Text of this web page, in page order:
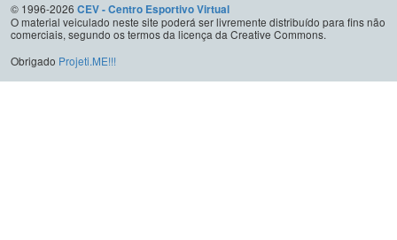
© 1996-2026 CEV - Centro Esportivo Virtual
O material veiculado neste site poderá ser livremente distribuído para fins não
comerciais, segundo os termos da licença da Creative Commons.
Obrigado Projeti.ME!!!